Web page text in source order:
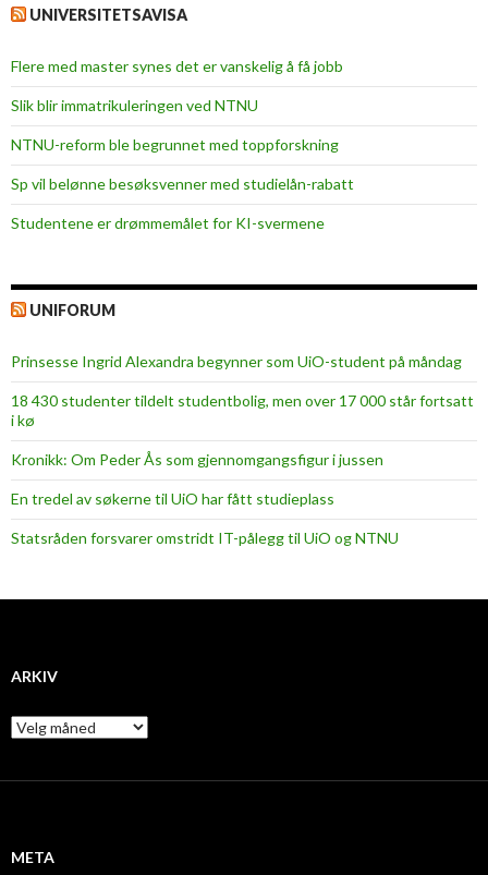
UNIVERSITETSAVISA
Flere med master synes det er vanskelig å få jobb
Slik blir immatrikuleringen ved NTNU
NTNU-reform ble begrunnet med toppforskning
Sp vil belønne besøksvenner med studielån-rabatt
Studentene er drømmemålet for KI-svermene
UNIFORUM
Prinsesse Ingrid Alexandra begynner som UiO-student på måndag
18 430 studenter tildelt studentbolig, men over 17 000 står fortsatt
i kø
Kronikk: Om Peder Ås som gjennomgangsfigur i jussen
En tredel av søkerne til UiO har fått studieplass
Statsråden forsvarer omstridt IT-pålegg til UiO og NTNU
ARKIV
A
r
i
META